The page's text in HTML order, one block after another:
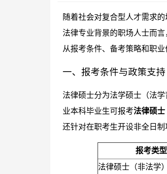
随着社会对复合型人才需求
法律专业背景的职场人士而
从报考条件、备考策略和职
一、报考条件与政策支持
法律硕士分为法学硕士（法
业本科毕业生可报考法律硕士
还针对在职考生开设非全日
报考类型
法律硕士（非法学）